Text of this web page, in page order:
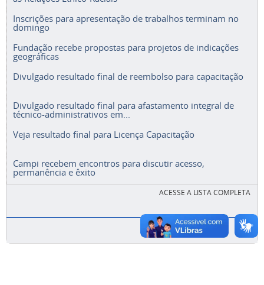
Inscrições para apresentação de trabalhos terminam no
domingo
Fundação recebe propostas para projetos de indicações
geográficas
Divulgado resultado final de reembolso para capacitação
Divulgado resultado final para afastamento integral de
técnico-administrativos em...
Veja resultado final para Licença Capacitação
Campi recebem encontros para discutir acesso,
permanência e êxito
ACESSE A LISTA COMPLETA